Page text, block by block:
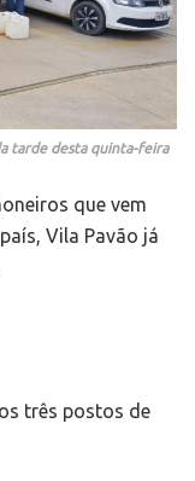
tarde desta quinta-feira
que vem
Vila Pavão já
três postos de